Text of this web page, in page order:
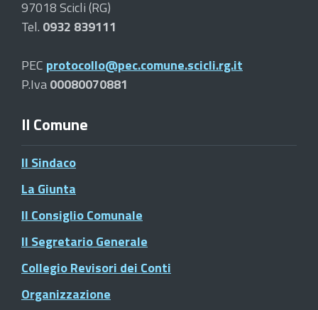
97018 Scicli (RG)
Tel. 0932 839111
PEC protocollo@pec.comune.scicli.rg.it
P.Iva00080070881
Il Comune
Il Sindaco
La Giunta
Il Consiglio Comunale
Il Segretario Generale
Collegio Revisori dei Conti
Organizzazione